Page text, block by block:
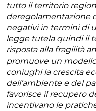
tutto il territorio
deregolamentazione
negativi in termini di
legge tutela quindi il
risposta alla fragilità
promuove un
coniughi la crescita
dell’ambiente e del
favorisce il recupero
incentivano le